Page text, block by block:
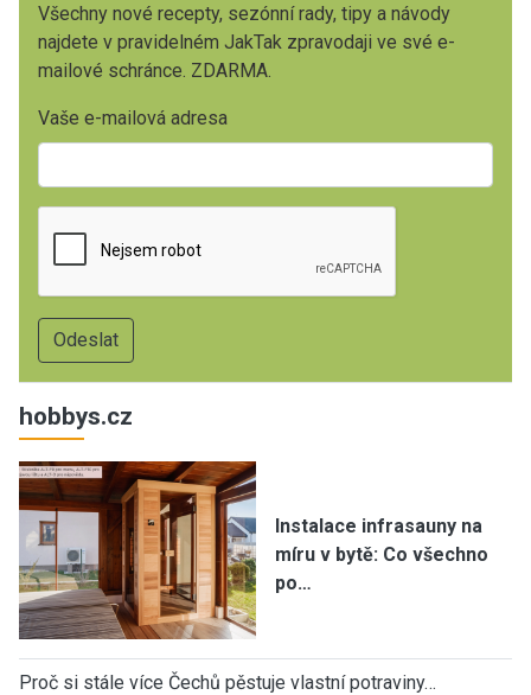
Všechny nové recepty, sezónní rady, tipy a návody
najdete v pravidelném JakTak zpravodaji ve své e-
mailové schránce. ZDARMA.
Vaše e-mailová adresa
hobbys.cz
Instalace infrasauny na
míru v bytě: Co všechno
po…
Proč si stále více Čechů pěstuje vlastní potraviny…